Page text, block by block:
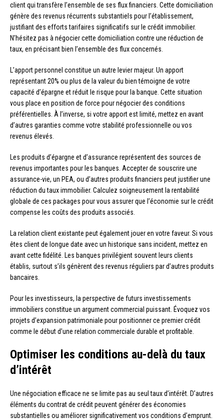
client qui transfère l’ensemble de ses flux financiers. Cette domiciliation
génère des revenus récurrents substantiels pour l’établissement,
justifiant des efforts tarifaires significatifs sur le crédit immobilier.
N’hésitez pas à négocier cette domiciliation contre une réduction de
taux, en précisant bien l’ensemble des flux concernés.
L’apport personnel constitue un autre levier majeur. Un apport
représentant 20% ou plus de la valeur du bien témoigne de votre
capacité d’épargne et réduit le risque pour la banque. Cette situation
vous place en position de force pour négocier des conditions
préférentielles. À l’inverse, si votre apport est limité, mettez en avant
d’autres garanties comme votre stabilité professionnelle ou vos
revenus élevés.
Les produits d’épargne et d’assurance représentent des sources de
revenus importantes pour les banques. Accepter de souscrire une
assurance-vie, un PEA, ou d’autres produits financiers peut justifier une
réduction du taux immobilier. Calculez soigneusement la rentabilité
globale de ces packages pour vous assurer que l’économie sur le crédit
compense les coûts des produits associés.
La relation client existante peut également jouer en votre faveur. Si vous
êtes client de longue date avec un historique sans incident, mettez en
avant cette fidélité. Les banques privilégient souvent leurs clients
établis, surtout s’ils génèrent des revenus réguliers par d’autres produits
bancaires.
Pour les investisseurs, la perspective de futurs investissements
immobiliers constitue un argument commercial puissant. Évoquez vos
projets d’expansion patrimoniale pour positionner ce premier crédit
comme le début d’une relation commerciale durable et profitable.
Optimiser les conditions au-delà du taux
d’intérêt
Une négociation efficace ne se limite pas au seul taux d’intérêt. D’autres
éléments du contrat de crédit peuvent générer des économies
substantielles ou améliorer significativement vos conditions d’emprunt.